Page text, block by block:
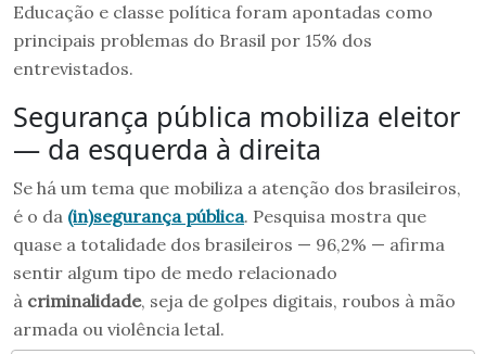
Educação e classe política foram apontadas como
principais problemas do Brasil por 15% dos
entrevistados.
Segurança pública mobiliza eleitor
— da esquerda à direita
Se há um tema que mobiliza a atenção dos brasileiros,
é o da (in)segurança pública. Pesquisa mostra que
quase a totalidade dos brasileiros — 96,2% — afirma
sentir algum tipo de medo relacionado
à criminalidade, seja de golpes digitais, roubos à mão
armada ou violência letal.